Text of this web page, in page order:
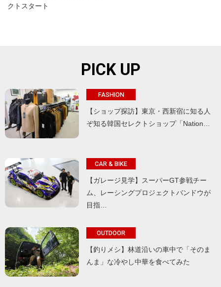
クトスタート
PICK UP
FASHION
【ショップ探訪】東京・西新宿に知る人
ぞ知る韓国セレクトショップ「Nation…
CAR & BIKE
【ガレージ見学】スーパーGT参戦チー
ム、レーシングプロジェクトバンドウが
目指…
OUTDOOR
【釣りメシ】林道沿いの車中で「そのま
んま」な冷やし中華を食べてみた